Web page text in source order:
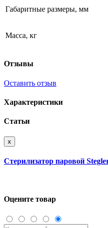
Габаритные размеры, мм
Масса, кг
Отзывы
Оставить отзыв
Характеристики
Статьи
x
Стерилизатор паровой
Оцените товар